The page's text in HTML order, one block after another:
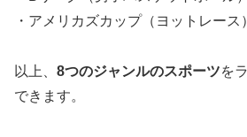
・アメリカズカップ（ヨットレース）
以上、 8つのジャンルのスポーツを
できます。